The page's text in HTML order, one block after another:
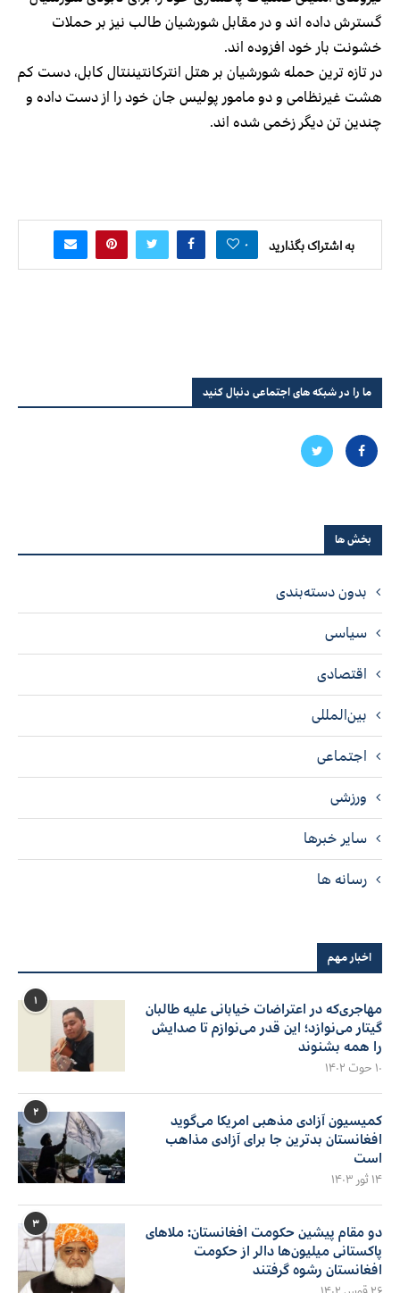
گسترش داده اند و در مقابل شورشیان طالب نیز بر حملات
خشونت بار خود افزوده اند.
در تازه ترین حمله شورشیان بر هتل انترکانتیننتال کابل،‌ دست کم
هشت غیرنظامی و دو مامور پولیس جان خود را از دست داده و
چندین تن دیگر زخمی شده اند.
به اشتراک بگذارید ۰
ما را در شبکه های اجتماعی دنبال کنید
بخش ها
بدون دسته‌بندی
سیاسی
اقتصادی
بین‌المللی
اجتماعی
ورزشی
سایر خبرها
رسانه ها
اخبار مهم
۱
مهاجری‌که در اعتراضات خیابانی علیه طالبان
گیتار می‌نوازد؛ این قدر می‌نوازم تا صدایش
را همه بشنوند
۱۰ حوت ۱۴۰۲
۲
کمیسیون آزادی مذهبی امریکا می‌گوید
افغانستان بدترین جا برای آزادی مذاهب
است
۱۴ ثور ۱۴۰۳
۳
دو مقام پیشین حکومت افغانستان: ملاهای
پاکستانی میلیون‌ها دالر از حکومت
افغانستان رشوه گرفتند